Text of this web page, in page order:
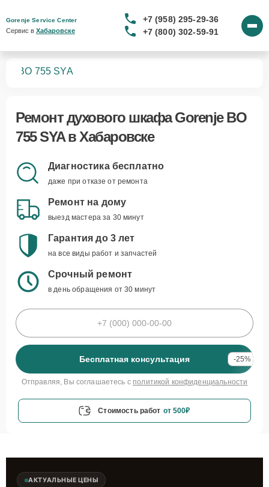
Gorenje Service Center
Сервис в Хабаровске
+7 (958) 295-29-36
+7 (800) 302-59-91
BO 755 SYA
Ремонтдухового шкафа Gorenje BO
755 SYAв Хабаровске
Диагностика бесплатно
даже при отказе от ремонта
Ремонт на дому
выезд мастера за 30 минут
Гарантия до 3 лет
на все виды работ и запчастей
Срочный ремонт
в день обращения от 30 минут
Бесплатная консультация -25%
Отправляя, Вы соглашаетесь с политикой конфиденциальности
Стоимость работ от 500₽
АКТУАЛЬНЫЕ ЦЕНЫ